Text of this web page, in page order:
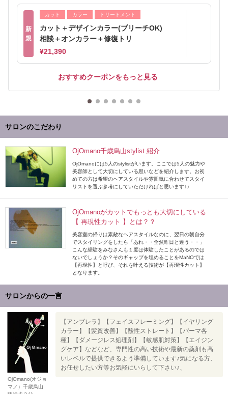
新
規
カット カラー トリートメント
カット＋デザインカラー(ブリーチOK)
相談＋オンカラー＋修復トリ
¥21,390
おすすめクーポンをもっと見る
サロンのこだわり
OjOmano千歳烏山stylist 紹介
OjOmanoには5人のstylistがいます。ここでは5人の魅力や
美容師として大切にしている思いなどを紹介します。お初
めての方は希望のヘアスタイルや雰囲気に合わせてスタイ
リストを選ぶ参考にしていただければと思います♪♪
OjOmanoがカットでもっとも大切にしている
【 再現性カット 】とは？？
美容室の帰りは素敵なヘアスタイルなのに、翌日の朝自分
でスタイリングをしたら「あれ・・全然昨日と違う・・」
こんな経験をみなさんも１度は体験したことがあるのでは
ないでしょうか？そのギャップを埋めることをMaNOでは
【再現性】と呼び、それを叶える技術が【再現性カット】
となります。
サロンからの一言
OjOmano(オジョ
マノ）千歳烏山
【アンブレラ】【フェイスフレーミング】【イヤリング
カラー】【髪質改善】【酸性ストレート】【パーマ各
種】【ダメージレス処理剤】【敏感肌対策】【エイジン
グケア】などなど、専門性の高い技術や最新の薬剤も高
いレベルで提供できるよう準備しています♪気になる方、
お任せしたい方等お気軽にいらして下さい♪、